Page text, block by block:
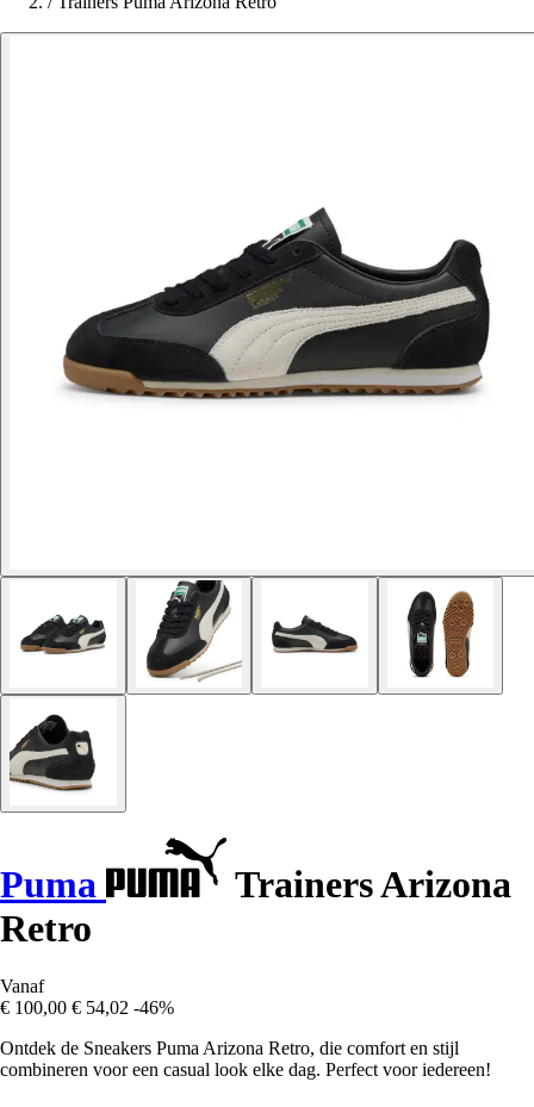
Puma
Trainers Arizona
Retro
Vanaf
€ 100,00 € 54,02 -46%
Ontdek de Sneakers Puma Arizona Retro, die comfort en stijl
combineren voor een casual look elke dag. Perfect voor iedereen!